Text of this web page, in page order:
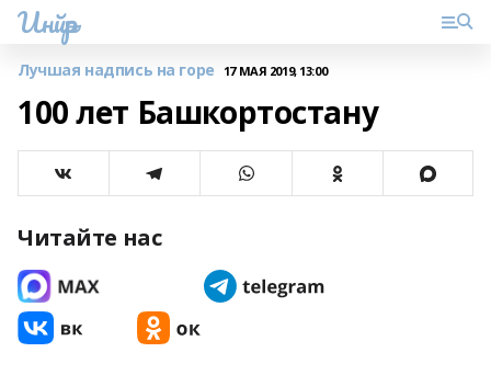
Инйәр
Лучшая надпись на горе 17 МАЯ 2019, 13:00
100 лет Башкортостану
Читайте нас